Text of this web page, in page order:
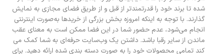
شده تا برند خود را قدرتمندتر از قبل و از طریق فضای مجازی به نمایش
گذارند. با توجه به اینکه امروزه بخش بزرگی از خریدها به‌صورت اینترنتی
انجام می‌شود، عدم حضور شما در این فضا ممکن است به معنای عقب
ماندن از سایر رقبا باشد. داشتن یک وب‌سایت حرفه‌ای به شما کمک می
کند تمامی محصولات خود را به صورت دسته بندی شده ارائه دهید. برای